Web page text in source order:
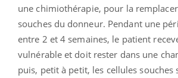
une chimiothérapie, pour la
souches du donneur. Pendant une
entre 2 et 4 semaines, le patient
vulnérable et doit rester dans une
puis, petit à petit, les cellules souches